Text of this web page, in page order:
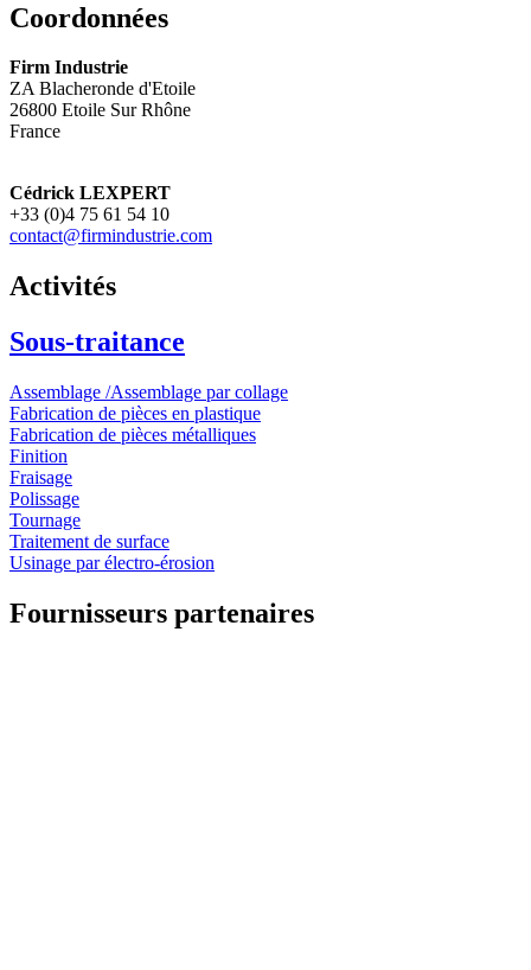
Coordonnées
Firm Industrie
ZA Blacheronde d'Etoile
26800 Etoile Sur Rhône
France
Cédrick LEXPERT
+33 (0)4 75 61 54 10
contact@firmindustrie.com
Activités
Sous-traitance
Assemblage /Assemblage par collage
Fabrication de pièces en plastique
Fabrication de pièces métalliques
Finition
Fraisage
Polissage
Tournage
Traitement de surface
Usinage par électro-érosion
Fournisseurs partenaires